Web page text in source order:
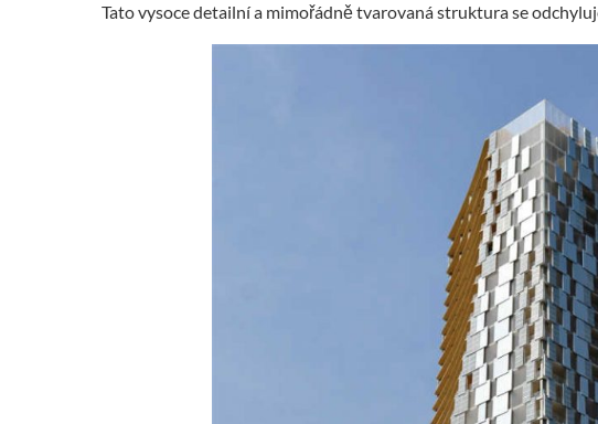
Tato vysoce detailní a mimořádně tvarovaná struktura se